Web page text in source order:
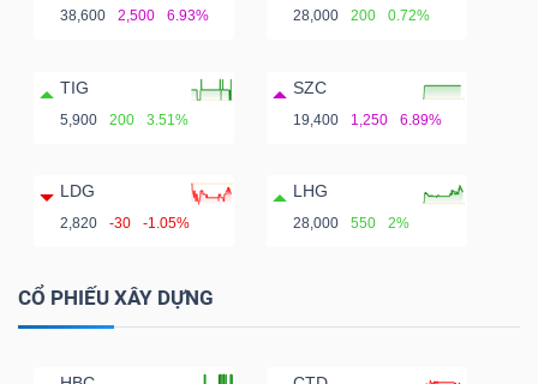
38,600 2,500 6.93% 28,000 200 0.72%
TIG
5,900 200 3.51%
SZC
19,400 1,250 6.89%
LDG
2,820 -30 -1.05%
LHG
28,000 550 2%
CỔ PHIẾU XÂY DỰNG